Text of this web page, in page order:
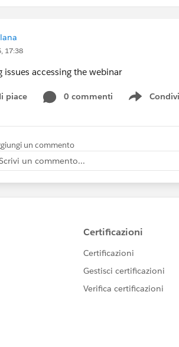
17:38
issues accessing the webinar
piace 0 commenti
Show
un commento
un commento...